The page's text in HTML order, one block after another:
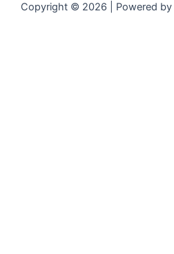
Copyright © 2026 | Powered by